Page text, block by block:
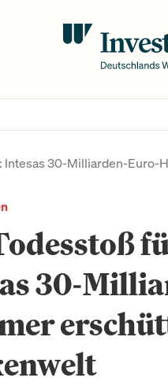
Intesas 30-Milliarden-
30-